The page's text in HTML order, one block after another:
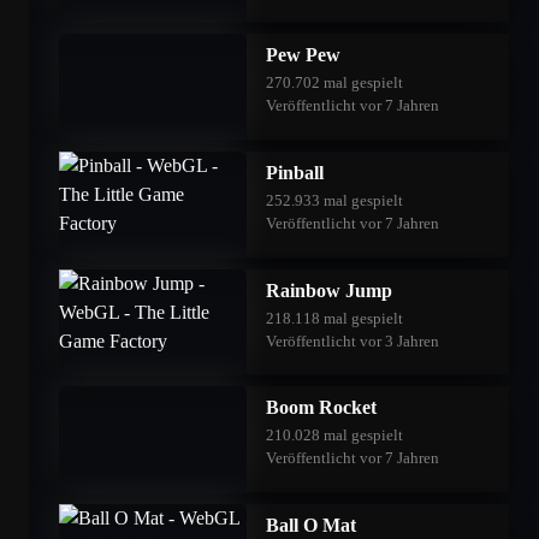
Pew Pew
270.702 mal gespielt
Veröffentlicht vor 7 Jahren
Pinball
252.933 mal gespielt
Veröffentlicht vor 7 Jahren
Rainbow Jump
218.118 mal gespielt
Veröffentlicht vor 3 Jahren
Boom Rocket
210.028 mal gespielt
Veröffentlicht vor 7 Jahren
Ball O Mat